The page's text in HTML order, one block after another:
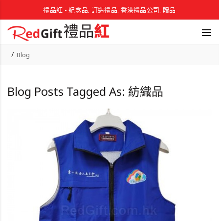
禮品紅 - 紀念品, 訂造禮品, 香港禮品公司, 贈品
Blog
Blog Posts Tagged As: 紡織品